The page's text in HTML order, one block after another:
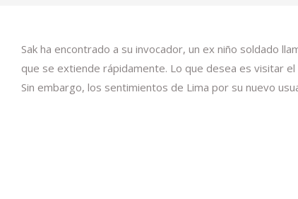
Sak ha encontrado a su invocador, un ex niño soldado
que se extiende rápidamente. Lo que desea es visitar
Sin embargo, los sentimientos de Lima por su nuevo